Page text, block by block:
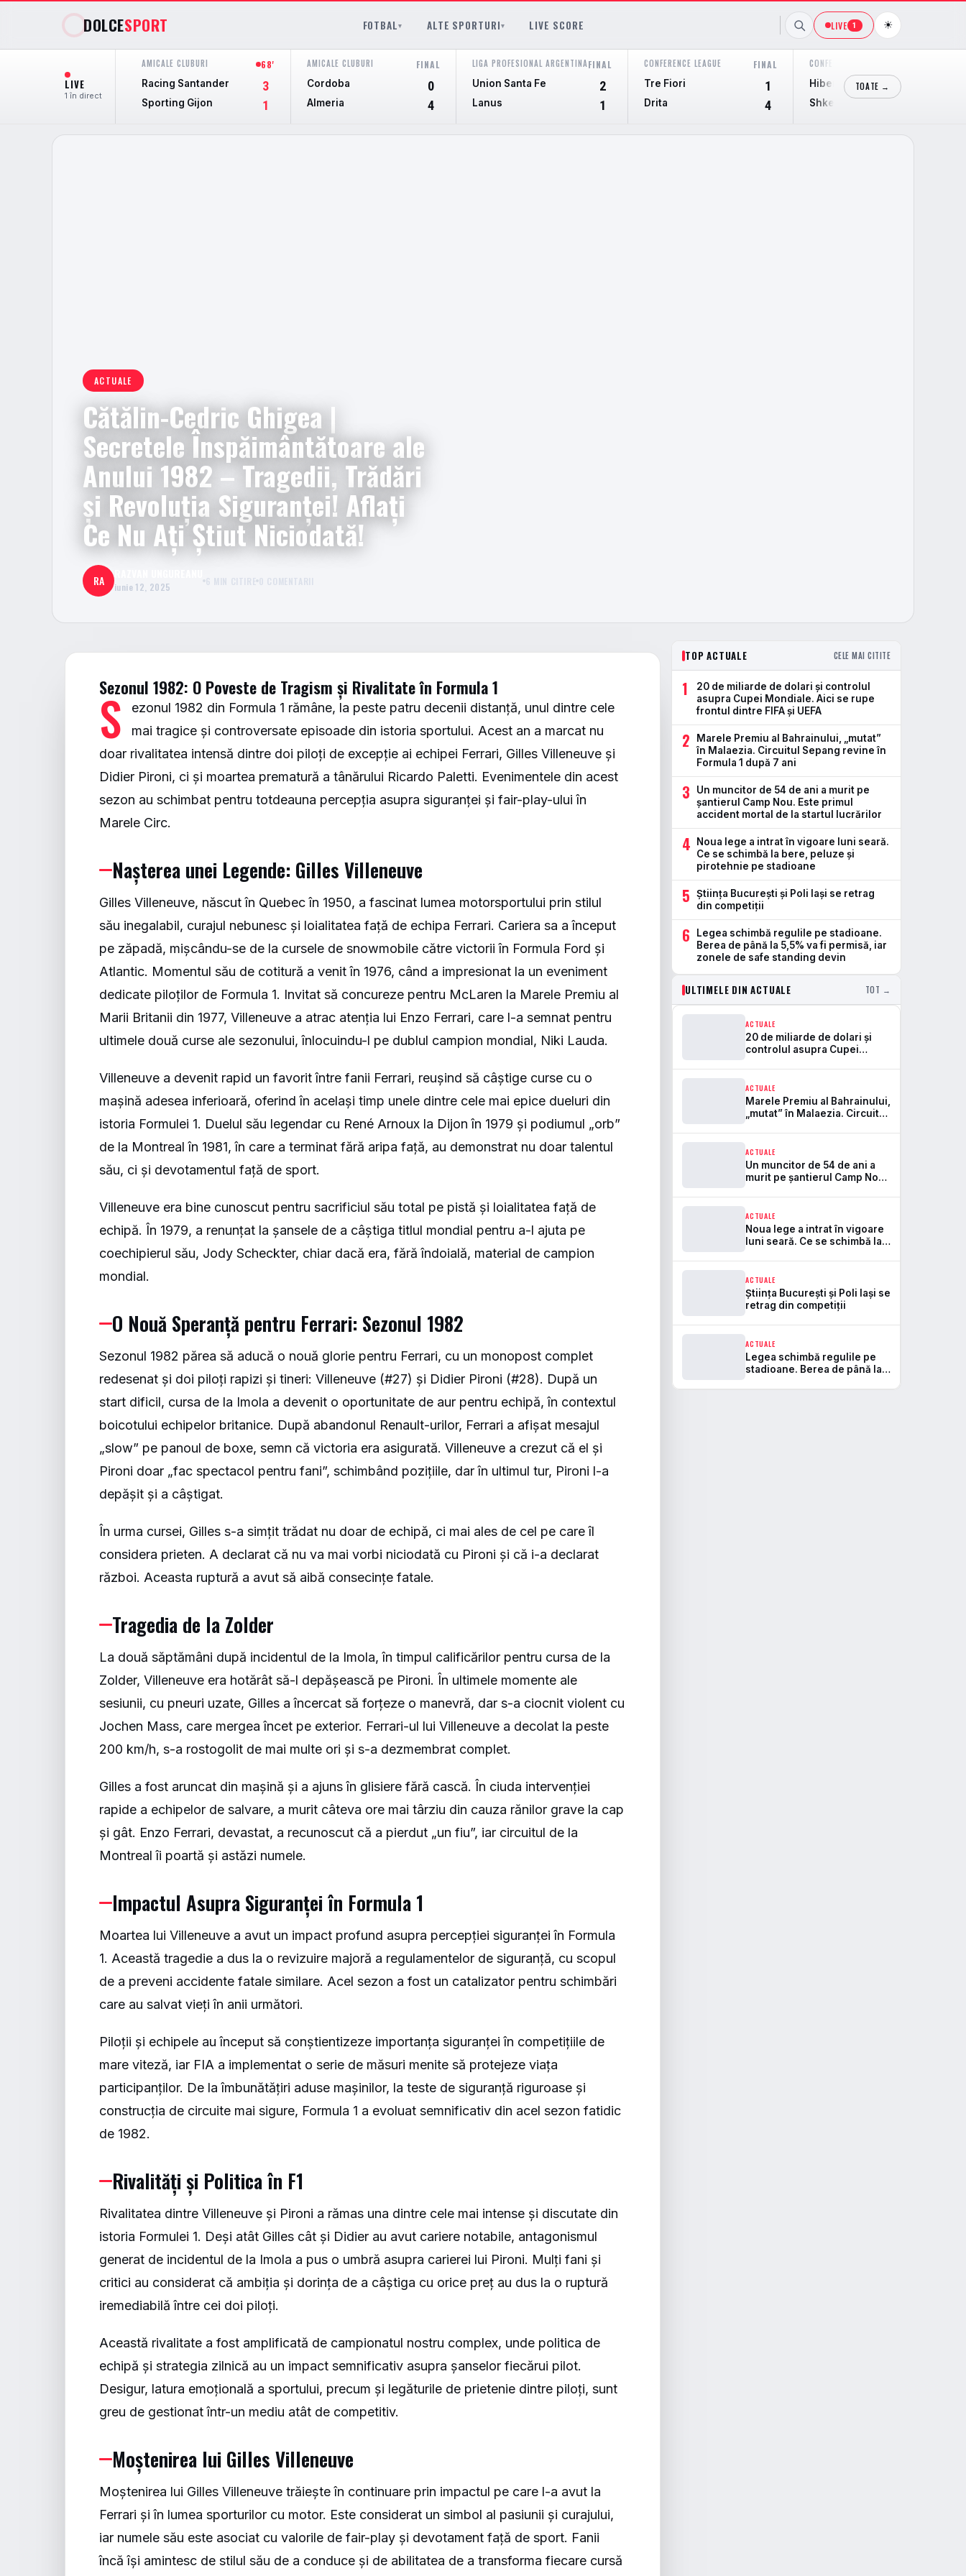
DOLCESPORT FOTBAL▾ ALTE SPORTURI▾ LIVE SCORE LIVE 1 ☀
LIVE
1 în direct
AMICALE CLUBURI 68'
Racing Santander 3
Sporting Gijon 1
AMICALE CLUBURI FINAL
Cordoba 0
Almeria 4
LIGA PROFESIONAL ARGENTINAFINAL
Union Santa Fe 2
Lanus 1
CONFERENCE LEAGUE FINAL
Tre Fiori 1
Drita 4
CONFERENCE LEAGUE
Hibernian
Shkendija
TOATE →
ACTUALE
Cătălin-Cedric Ghigea |
Secretele Înspăimântătoare ale
Anului 1982 – Tragedii, Trădări
și Revoluția Siguranței! Aflați
Ce Nu Ați Știut Niciodată!
RA iunie 12, 2025 6 MIN CITIRE 0 COMENTARII
Sezonul 1982: O Poveste de Tragism și Rivalitate în Formula 1
S
ezonul 1982 din Formula 1 rămâne, la peste patru decenii distanță, unul dintre cele
mai tragice și controversate episoade din istoria sportului. Acest an a marcat nu
doar rivalitatea intensă dintre doi piloți de excepție ai echipei Ferrari, Gilles Villeneuve și
Didier Pironi, ci și moartea prematură a tânărului Ricardo Paletti. Evenimentele din acest
sezon au schimbat pentru totdeauna percepția asupra siguranței și fair-play-ului în
Marele Circ.
Nașterea unei Legende: Gilles Villeneuve
Gilles Villeneuve, născut în Quebec în 1950, a fascinat lumea motorsportului prin stilul
său inegalabil, curajul nebunesc și loialitatea față de echipa Ferrari. Cariera sa a început
pe zăpadă, mișcându-se de la cursele de snowmobile către victorii în Formula Ford și
Atlantic. Momentul său de cotitură a venit în 1976, când a impresionat la un eveniment
dedicate piloților de Formula 1. Invitat să concureze pentru McLaren la Marele Premiu al
Marii Britanii din 1977, Villeneuve a atrac atenția lui Enzo Ferrari, care l-a semnat pentru
ultimele două curse ale sezonului, înlocuindu-l pe dublul campion mondial, Niki Lauda.
Villeneuve a devenit rapid un favorit între fanii Ferrari, reușind să câștige curse cu o
mașină adesea inferioară, oferind în același timp unele dintre cele mai epice dueluri din
istoria Formulei 1. Duelul său legendar cu René Arnoux la Dijon în 1979 și podiumul „orb”
de la Montreal în 1981, în care a terminat fără aripa față, au demonstrat nu doar talentul
său, ci și devotamentul față de sport.
Villeneuve era bine cunoscut pentru sacrificiul său total pe pistă și loialitatea față de
echipă. În 1979, a renunțat la șansele de a câștiga titlul mondial pentru a-l ajuta pe
coechipierul său, Jody Scheckter, chiar dacă era, fără îndoială, material de campion
mondial.
O Nouă Speranță pentru Ferrari: Sezonul 1982
Sezonul 1982 părea să aducă o nouă glorie pentru Ferrari, cu un monopost complet
redesenat și doi piloți rapizi și tineri: Villeneuve (#27) și Didier Pironi (#28). După un
start dificil, cursa de la Imola a devenit o oportunitate de aur pentru echipă, în contextul
boicotului echipelor britanice. După abandonul Renault-urilor, Ferrari a afișat mesajul
„slow” pe panoul de boxe, semn că victoria era asigurată. Villeneuve a crezut că el și
Pironi doar „fac spectacol pentru fani”, schimbând pozițiile, dar în ultimul tur, Pironi l-a
depășit și a câștigat.
În urma cursei, Gilles s-a simțit trădat nu doar de echipă, ci mai ales de cel pe care îl
considera prieten. A declarat că nu va mai vorbi niciodată cu Pironi și că i-a declarat
război. Aceasta ruptură a avut să aibă consecințe fatale.
Tragedia de la Zolder
La două săptămâni după incidentul de la Imola, în timpul calificărilor pentru cursa de la
Zolder, Villeneuve era hotărât să-l depășească pe Pironi. În ultimele momente ale
sesiunii, cu pneuri uzate, Gilles a încercat să forțeze o manevră, dar s-a ciocnit violent cu
Jochen Mass, care mergea încet pe exterior. Ferrari-ul lui Villeneuve a decolat la peste
200 km/h, s-a rostogolit de mai multe ori și s-a dezmembrat complet.
Gilles a fost aruncat din mașină și a ajuns în glisiere fără cască. În ciuda intervenției
rapide a echipelor de salvare, a murit câteva ore mai târziu din cauza rănilor grave la cap
și gât. Enzo Ferrari, devastat, a recunoscut că a pierdut „un fiu”, iar circuitul de la
Montreal îi poartă și astăzi numele.
Impactul Asupra Siguranței în Formula 1
Moartea lui Villeneuve a avut un impact profund asupra percepției siguranței în Formula
1. Această tragedie a dus la o revizuire majoră a regulamentelor de siguranță, cu scopul
de a preveni accidente fatale similare. Acel sezon a fost un catalizator pentru schimbări
care au salvat vieți în anii următori.
Piloții și echipele au început să conștientizeze importanța siguranței în competițiile de
mare viteză, iar FIA a implementat o serie de măsuri menite să protejeze viața
participanților. De la îmbunătățiri aduse mașinilor, la teste de siguranță riguroase și
construcția de circuite mai sigure, Formula 1 a evoluat semnificativ din acel sezon fatidic
de 1982.
Rivalități și Politica în F1
Rivalitatea dintre Villeneuve și Pironi a rămas una dintre cele mai intense și discutate din
istoria Formulei 1. Deși atât Gilles cât și Didier au avut cariere notabile, antagonismul
generat de incidentul de la Imola a pus o umbră asupra carierei lui Pironi. Mulți fani și
critici au considerat că ambiția și dorința de a câștiga cu orice preț au dus la o ruptură
iremediabilă între cei doi piloți.
Această rivalitate a fost amplificată de campionatul nostru complex, unde politica de
echipă și strategia zilnică au un impact semnificativ asupra șanselor fiecărui pilot.
Desigur, latura emoțională a sportului, precum și legăturile de prietenie dintre piloți, sunt
greu de gestionat într-un mediu atât de competitiv.
Moștenirea lui Gilles Villeneuve
Moștenirea lui Gilles Villeneuve trăiește în continuare prin impactul pe care l-a avut la
Ferrari și în lumea sporturilor cu motor. Este considerat un simbol al pasiunii și curajului,
iar numele său este asociat cu valorile de fair-play și devotament față de sport. Fanii
încă își amintesc de stilul său de a conduce și de abilitatea de a transforma fiecare cursă
TOP ACTUALE CELE MAI CITITE
1
20 de miliarde de dolari și controlul
asupra Cupei Mondiale. Aici se rupe
frontul dintre FIFA și UEFA
2
Marele Premiu al Bahrainului, „mutat”
în Malaezia. Circuitul Sepang revine în
Formula 1 după 7 ani
3
Un muncitor de 54 de ani a murit pe
șantierul Camp Nou. Este primul
accident mortal de la startul lucrărilor
4
Noua lege a intrat în vigoare luni seară.
Ce se schimbă la bere, peluze și
pirotehnie pe stadioane
5
Știința București și Poli Iași se retrag
din competiții
6
Legea schimbă regulile pe stadioane.
Berea de până la 5,5% va fi permisă, iar
zonele de safe standing devin
ULTIMELE DIN ACTUALE TOT →
ACTUALE
20 de miliarde de dolari și
controlul asupra Cupei
frontul dintre FIFA și UEFA
ACTUALE
Marele Premiu al Bahrainului,
„mutat” în Malaezia. Circuitul
după 7 ani
ACTUALE
Un muncitor de 54 de ani a
murit pe șantierul Camp Nou.
de la startul lucrărilor
ACTUALE
Noua lege a intrat în vigoare
luni seară. Ce se schimbă la
stadioane
ACTUALE
Știința București și Poli Iași se
retrag din competiții
ACTUALE
Legea schimbă regulile pe
stadioane. Berea de până la